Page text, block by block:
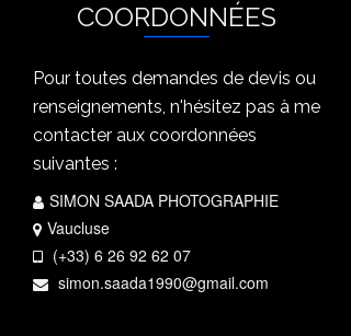
COORDONNÉES
Pour toutes demandes de devis ou
renseignements, n'hésitez pas à me
contacter aux coordonnées
suivantes :
SIMON SAADA PHOTOGRAPHIE
Vaucluse
(+33) 6 26 92 62 07
simon.saada1990@gmail.com